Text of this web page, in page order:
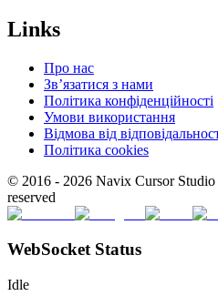
Links
Про нас
Зв’язатися з нами
Політика конфіденційності
Умови використання
Відмова від
Політика cookies
© 2016 - 2026 Navix Cursor
reserved
WebSocket Status
Idle